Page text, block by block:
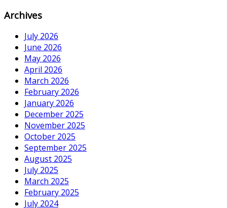
Archives
July 2026
June 2026
May 2026
April 2026
March 2026
February 2026
January 2026
December 2025
November 2025
October 2025
September 2025
August 2025
July 2025
March 2025
February 2025
July 2024